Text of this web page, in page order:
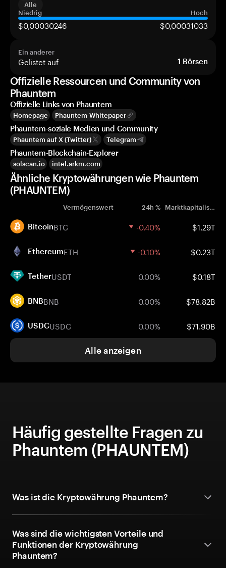
Alle
Niedrig
Hoch
$0,00030246 $0,00031033
Ein anderer
Gelistet auf 1 Börsen
Offizielle Ressourcen und Community von
Phauntem
Offizielle Links von Phauntem
Homepage Phauntem-Whitepaper
Phauntem-soziale Medien und Community
Phauntem auf X (Twitter) Telegram
Phauntem-Blockchain-Explorer
solscan.io intel.arkm.com
Ähnliche Kryptowährungen wie Phauntem
(PHAUNTEM)
Vermögenswert 24h % Marktkapitalisierung
BitcoinBTC -0.40% $1.29T
EthereumETH -0.10% $0.23T
TetherUSDT 0.00% $0.18T
BNBBNB 0.00% $78.82B
USDCUSDC 0.00% $71.90B
Alle anzeigen
Häufig gestellte Fragen zu
Phauntem (PHAUNTEM)
Was ist die Kryptowährung Phauntem?
Was sind die wichtigsten Vorteile und
Funktionen der Kryptowährung
Phauntem?